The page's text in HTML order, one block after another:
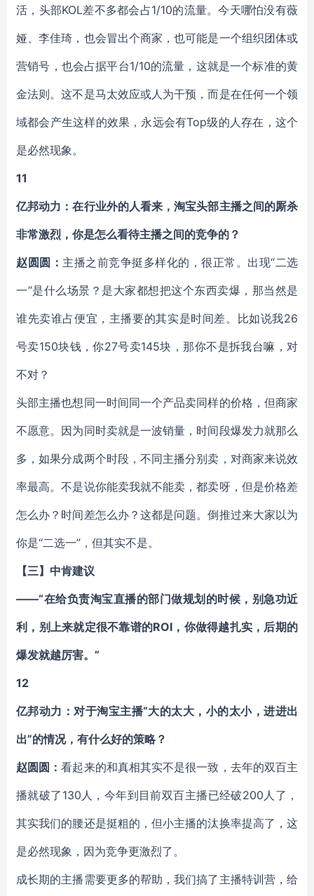
活，头部KOL差不多都会占1/10的流量。今天哪怕没有薇
娅、李佳琦，也会冒出个商家，也可能是一个组织团体或
营销号，也会占据平台1/10的流量，这就是一个标准的黄
金法则。这不是马太效应或人为干预，而是在任何一个领
域都会产生这样的效果，永远会有Top级的人存在，这个
是必然现象。
11
亿邦动力：在行业外的人看来，淘宝头部主播之间的厮杀
非常激烈，你是怎么看待主播之间的竞争的？
赵圆圆： 主播之前竞争挺多样化的，很正常。出现“二选
一”是什么场景？是大家都想把这个东西卖爆，那当然是
谁先卖谁占便宜，主播要的其实是时间差。比如说我26
号卖150块钱，你27号卖145块，那你不是拆我台嘛，对
不对？
头部主播也想同一时间同一个产品卖同样的价格，但商家
不愿意。因为同时卖就是一波销量，时间段爆发力就那么
多，如果分成两个时段，不同主播分别卖，对商家来说效
率最高。不是说你能卖我就不能卖，都卖呀，但是价格差
怎么办？时间差怎么办？这都是问题。倒推过来大家以为
你是“二选一”，但其实不是。
【三】中肯建议
——“在给负责淘宝直播的部门做规划的时候，别急功近
利，别上来就定很不靠谱的ROI，你做得越扎实，后期的
爆发就越厉害。”
12
亿邦动力：对于淘宝主播“大的太大，小的太小，进进出
出”的情况，有什么好的策略？
赵圆圆：看起来的和真相其实不是很一致，去年的双百主
播就破了130人，今年到目前双百主播已经破200人了，
其实我们的腰还是挺粗的，但小主播的汰换率提高了，这
是必然现象，因为竞争更激烈了。
成长期的主播需要更多的帮助，我们搞了主播特训营，给